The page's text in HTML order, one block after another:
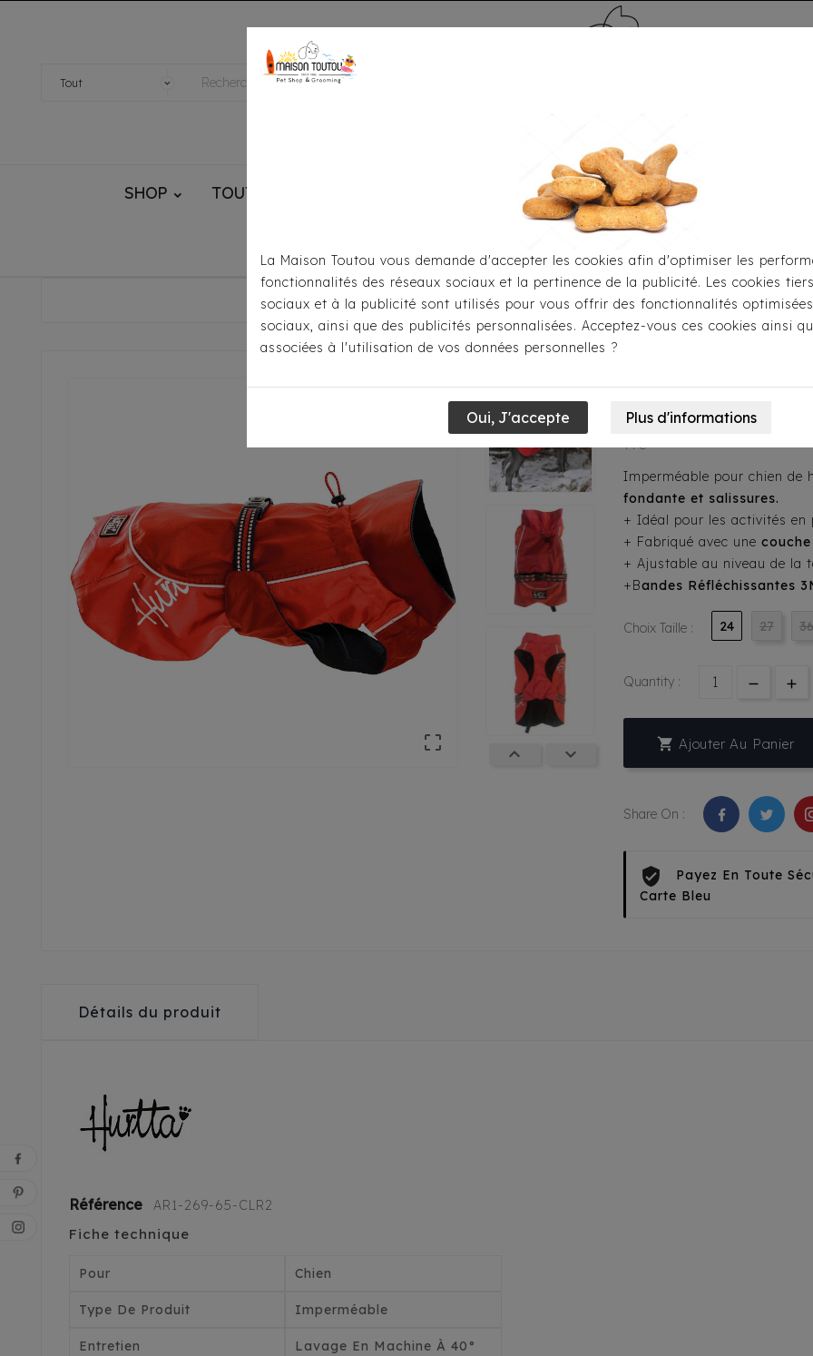
SHOP TOUTOU® HANDMADE MÉDAILLE - PET ID TAG TOILETTAGE
Accueil Pour S'habiller Imperméables Imperméable Hurtta

 
Imperméable
49,95 €
TTC
Imperméable pour chien de
fondante et salissures.
+ Idéal pour les activités en
+ Fabriqué avec une
+ Ajustable au niveau de la
+Bandes Réfléchissantes
Choix Taille : 24 27 36
Quantity :
 Ajouter Au Panier
Share On :
Payez En Toute
Carte Bleu
Détails du produit
Référence AR1-269-65-CLR2
Fiche technique
Pour Chien
Type De Produit Imperméable
Entretien Lavage En Machine À 40°
La Maison Toutou vous demande d'accepter les cookies afin d'optimiser les
fonctionnalités des réseaux sociaux et la pertinence de la publicité. Les cookies
sociaux et à la publicité sont utilisés pour vous offrir des fonctionnalités
sociaux, ainsi que des publicités personnalisées. Acceptez-vous ces cookies ainsi
associées à l'utilisation de vos données personnelles ?